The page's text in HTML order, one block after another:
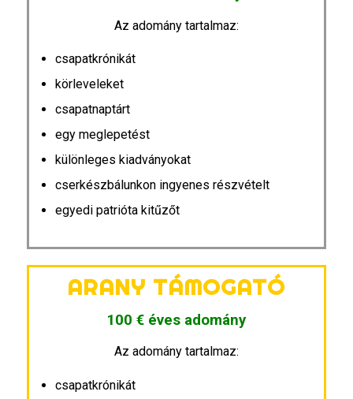
Az adomány tartalmaz:
csapatkrónikát
körleveleket
csapatnaptárt
egy meglepetést
különleges kiadványokat
cserkészbálunkon ingyenes részvételt
egyedi patrióta kitűzőt
ARANY TÁMOGATÓ
100 € éves adomány
Az adomány tartalmaz:
csapatkrónikát